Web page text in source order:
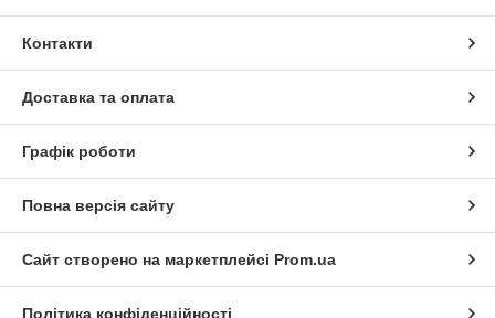
Контакти
Доставка та оплата
Графік роботи
Повна версія сайту
Сайт створено на маркетплейсі Prom.ua
Політика конфіденційності